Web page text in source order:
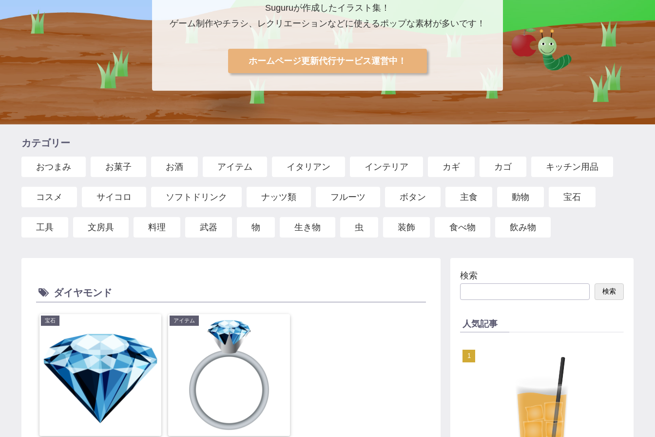
Suguruが作成したイラスト集！
ゲーム制作やチラシ、レクリエーションなどに使えるポップな素材が多いです！
ホームページ更新代行サービス運営中！
カテゴリー
おつまみ お菓子 お酒 アイテム イタリアン インテリア カギ カゴ キッチン用品
コスメ サイコロ ソフトドリンク ナッツ類 フルーツ ボタン 主食 動物 宝石
工具 文房具 料理 武器 物 生き物 虫 装飾 食べ物 飲み物
ダイヤモンド
宝石 アイテム
検索
検索
人気記事